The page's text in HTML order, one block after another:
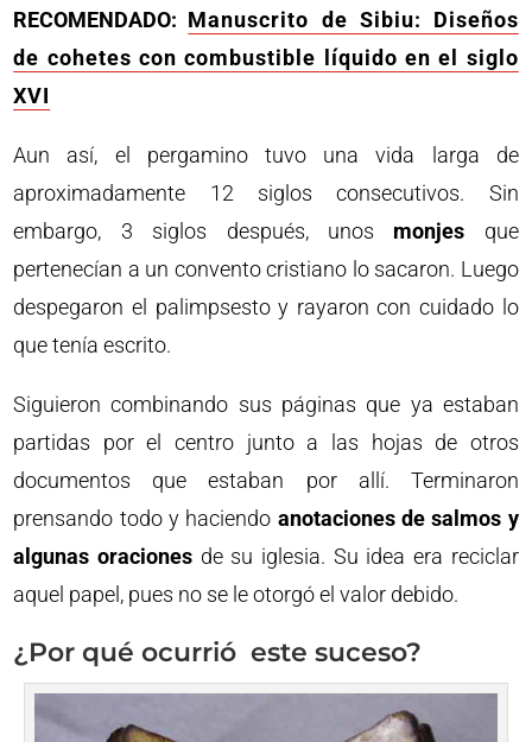
RECOMENDADO: Manuscrito de Sibiu: Diseños
de cohetes con combustible líquido en el siglo
XVI
Aun así, el pergamino tuvo una vida larga de
aproximadamente 12 siglos consecutivos. Sin
embargo, 3 siglos después, unos monjes que
pertenecían a un convento cristiano lo sacaron. Luego
despegaron el palimpsesto y rayaron con cuidado lo
que tenía escrito.
Siguieron combinando sus páginas que ya estaban
partidas por el centro junto a las hojas de otros
documentos que estaban por allí. Terminaron
prensando todo y haciendo anotaciones de salmos y
algunas oracionesde su iglesia. Su idea era reciclar
aquel papel, pues no se le otorgó el valor debido.
¿Por qué ocurrió este suceso?